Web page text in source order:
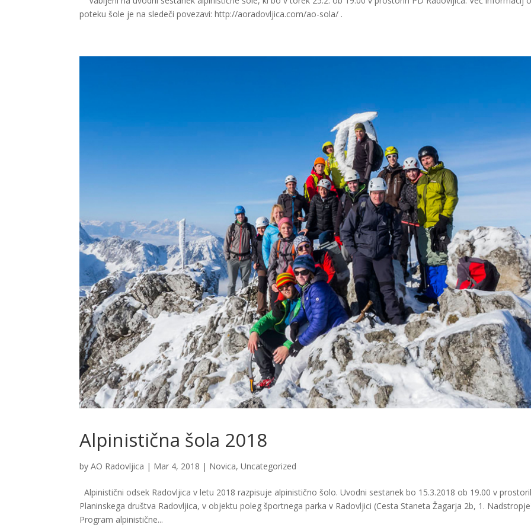
poteku šole je na sledeči povezavi: http://aoradovljica.com/ao-sola/ .
Alpinistična šola 2018
byAO Radovljica | Mar 4, 2018 | Novica,Uncategorized
Alpinistični odsek Radovljica v letu 2018 razpisuje alpinistično šolo. Uvodni sestanek bo 15.3.2018 ob 19.00 v
Planinskega društva Radovljica, v objektu poleg športnega parka v Radovljici (Cesta Staneta Žagarja 2b, 1.
Program alpinistične...